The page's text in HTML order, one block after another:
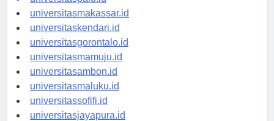
universitasmakassar.id
universitaskendari.id
universitasgorontalo.id
universitasmamuju.id
universitasambon.id
universitasmaluku.id
universitassofifi.id
universitasjayapura.id